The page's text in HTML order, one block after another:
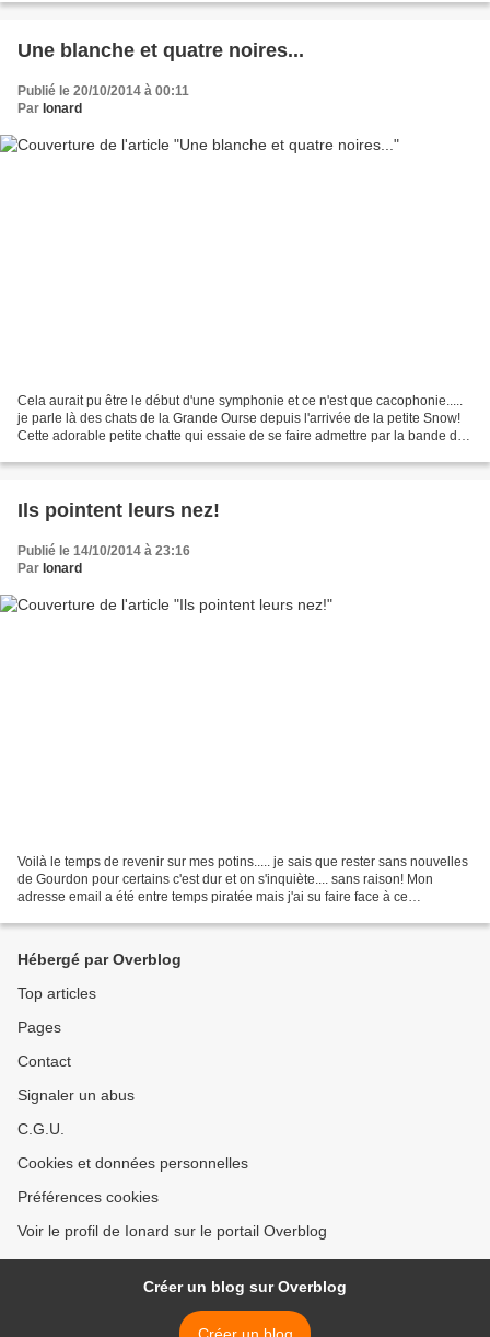
Une blanche et quatre noires...
Publié le 20/10/2014 à 00:11
Par Ionard
Cela aurait pu être le début d'une symphonie et ce n'est que cacophonie.....
je parle là des chats de la Grande Ourse depuis l'arrivée de la petite Snow!
Cette adorable petite chatte qui essaie de se faire admettre par la bande des
Ils pointent leurs nez!
Publié le 14/10/2014 à 23:16
Par Ionard
Voilà le temps de revenir sur mes potins..... je sais que rester sans nouvelles
de Gourdon pour certains c'est dur et on s'inquiète.... sans raison! Mon
adresse email a été entre temps piratée mais j'ai su faire face à ce
Hébergé par Overblog
Top articles
Pages
Contact
Signaler un abus
C.G.U.
Cookies et données personnelles
Préférences cookies
Voir le profil de Ionard sur le portail Overblog
Créer un blog sur Overblog